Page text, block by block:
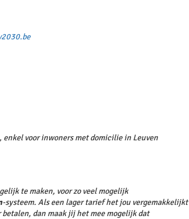
enkel voor inwoners met domicilie in Leuven
te maken, voor zo veel mogelijk
-systeem. Als een lager tarief het jou vergemakkelijkt
dan maak jij het mee mogelijk dat